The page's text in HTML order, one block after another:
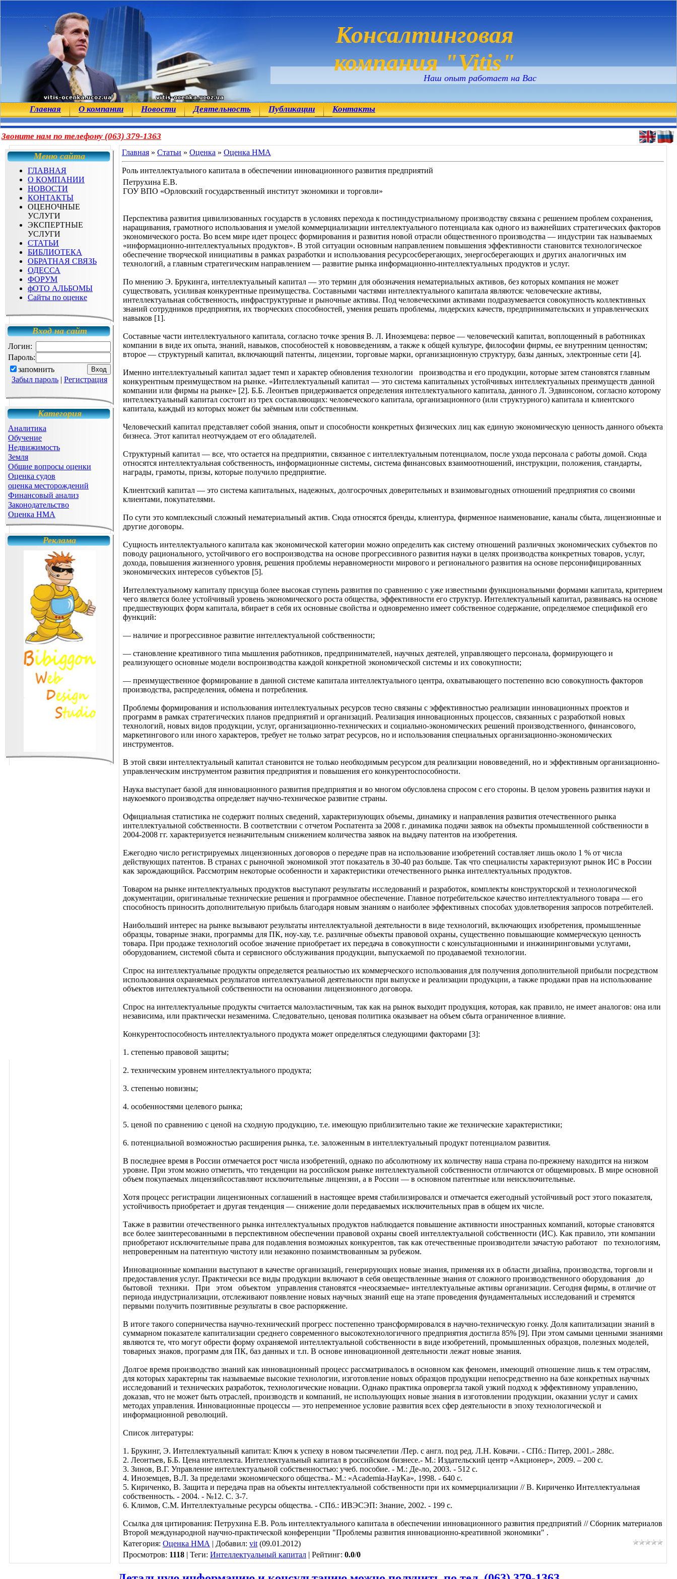
Консалтинговая
компания "Vitis"
Наш опыт работает на Вас
Главная О компании Новости Деятельность Публикации Контакты
Звоните нам по телефону (063) 379-1363
Меню сайта
ГЛАВНАЯ
О КОМПАНИИ
НОВОСТИ
КОНТАКТЫ
ОЦЕНОЧНЫЕ
УСЛУГИ
ЭКСПЕРТНЫЕ
УСЛУГИ
СТАТЬИ
БИБЛИОТЕКА
ОБРАТНАЯ СВЯЗЬ
ОДЕССА
ФОРУМ
фОТО АЛЬБОМЫ
Сайты по оценке
Вход на сайт
Логин:
Пароль:
запомнить
Забыл пароль | Регистрация
Категория
Аналитика
Обучение
Недвижимость
Земля
Общие вопросы оценки
Оценка судов
оценка месторождений
Финансовый анализ
Законодательство
Оценка НМА
Реклама
Главная » Статьи » Оценка » Оценка НМА
Роль интеллектуального капитала в обеспечении инновационного развития предприятий
Петрухина Е.В.
ГОУ ВПО «Орловский государственный институт экономики и торговли»
Перспектива развития цивилизованных государств в условиях перехода к постиндустриальному производству связана с решением проблем сохранения,
наращивания, грамотного использования и умелой коммерциализации интеллектуального потенциала как одного из важнейших стратегических факторов
экономического роста. Во всем мире идет процесс формирования и развития новой отрасли общественного производства — индустрии так называемых
«информационно-интеллектуальных продуктов». В этой ситуации основным направлением повышения эффективности становится технологическое
обеспечение творческой инициативы в рамках разработки и использования ресурсосберегающих, энергосберегающих и других аналогичных им
технологий, а главным стратегическим направлением — развитие рынка информационно-интеллектуальных продуктов и услуг.
По мнению Э. Брукинга, интеллектуальный капитал — это термин для обозначения нематериальных активов, без которых компания не может
существовать, усиливая конкурентные преимущества. Составными частями интеллектуального капитала являются: человеческие активы,
интеллектуальная собственность, инфраструктурные и рыночные активы. Под человеческими активами подразумевается совокупность коллективных
знаний сотрудников предприятия, их творческих способностей, умения решать проблемы, лидерских качеств, предпринимательских и управленческих
навыков [1].
Составные части интеллектуального капитала, согласно точке зрения В. Л. Иноземцева: первое — человеческий капитал, воплощенный в работниках
компании в виде их опыта, знаний, навыков, способностей к нововведениям, а также к общей культуре, философии фирмы, ее внутренним ценностям;
второе — структурный капитал, включающий патенты, лицензии, торговые марки, организационную структуру, базы данных, электронные сети [4].
Именно интеллектуальный капитал задает темп и характер обновления технологии производства и его продукции, которые затем становятся главным
конкурентным преимуществом на рынке. «Интеллектуальный капитал — это система капитальных устойчивых интеллектуальных преимуществ данной
компании или фирмы на рынке» [2]. Б.Б. Леонтьев придерживается определения интеллектуального капитала, данного Л. Эдвинсоном, согласно которому
интеллектуальный капитал состоит из трех составляющих: человеческого капитала, организационного (или структурного) капитала и клиентского
капитала, каждый из которых может бы заёмным или собственным.
Человеческий капитал представляет собой знания, опыт и способности конкретных физических лиц как единую экономическую ценность данного объекта
бизнеса. Этот капитал неотчуждаем от его обладателей.
Структурный капитал — все, что остается на предприятии, связанное с интеллектуальным потенциалом, после ухода персонала с работы домой. Сюда
относятся интеллектуальная собственность, информационные системы, система финансовых взаимоотношений, инструкции, положения, стандарты,
награды, грамоты, призы, которые получило предприятие.
Клиентский капитал — это система капитальных, надежных, долгосрочных доверительных и взаимовыгодных отношений предприятия со своими
клиентами, покупателями.
По сути это комплексный сложный нематериальный актив. Сюда относятся бренды, клиентура, фирменное наименование, каналы сбыта, лицензионные и
другие договоры.
Сущность интеллектуального капитала как экономической категории можно определить как систему отношений различных экономических субъектов по
поводу рационального, устойчивого его воспроизводства на основе прогрессивного развития науки в целях производства конкретных товаров, услуг,
дохода, повышения жизненного уровня, решения проблемы неравномерности мирового и регионального развития на основе персонифицированных
экономических интересов субъектов [5].
Интеллектуальному капиталу присуща более высокая ступень развития по сравнению с уже известными функциональными формами капитала, критерием
чего является более устойчивый уровень экономического роста общества, эффективности его структур. Интеллектуальный капитал, развиваясь на основе
предшествующих форм капитала, вбирает в себя их основные свойства и одновременно имеет собственное содержание, определяемое спецификой его
функций:
— наличие и прогрессивное развитие интеллектуальной собственности;
— становление креативного типа мышления работников, предпринимателей, научных деятелей, управляющего персонала, формирующего и
реализующего основные модели воспроизводства каждой конкретной экономической системы и их совокупности;
— преимущественное формирование в данной системе капитала интеллектуального центра, охватывающего постепенно всю совокупность факторов
производства, распределения, обмена и потребления.
Проблемы формирования и использования интеллектуальных ресурсов тесно связаны с эффективностью реализации инновационных проектов и
программ в рамках стратегических планов предприятий и организаций. Реализация инновационных процессов, связанных с разработкой новых
технологий, новых видов продукции, услуг, организационно-технических и социально-экономических решений производственного, финансового,
маркетингового или иного характеров, требует не только затрат ресурсов, но и использования специальных организационно-экономических
инструментов.
В этой связи интеллектуальный капитал становится не только необходимым ресурсом для реализации нововведений, но и эффективным организационно-
управленческим инструментом развития предприятия и повышения его конкурентоспособности.
Наука выступает базой для инновационного развития предприятия и во многом обусловлена спросом с его стороны. В целом уровень развития науки и
наукоемкого производства определяет научно-техническое развитие страны.
Официальная статистика не содержит полных сведений, характеризующих объемы, динамику и направления развития отечественного рынка
интеллектуальной собственности. В соответствии с отчетом Роспатента за 2008 г. динамика подачи заявок на объекты промышленной собственности в
2004-2008 гг. характеризуется незначительным снижением количества заявок на выдачу патентов на изобретения.
Ежегодно число регистрируемых лицензионных договоров о передаче прав на использование изобретений составляет лишь около 1 % от числа
действующих патентов. В странах с рыночной экономикой этот показатель в 30-40 раз больше. Так что специалисты характеризуют рынок ИС в России
как зарождающийся. Рассмотрим некоторые особенности и характеристики отечественного рынка интеллектуальных продуктов.
Товаром на рынке интеллектуальных продуктов выступают результаты исследований и разработок, комплекты конструкторской и технологической
документации, оригинальные технические решения и программное обеспечение. Главное потребительское качество интеллектуального товара — его
способность приносить дополнительную прибыль благодаря новым знаниям о наиболее эффективных способах удовлетворения запросов потребителей.
Наибольший интерес на рынке вызывают результаты интеллектуальной деятельности в виде технологий, включающих изобретения, промышленные
образцы, товарные знаки, программы для ПК, ноу-хау, т.е. различные объекты правовой охраны, существенно повышающие коммерческую ценность
товара. При продаже технологий особое значение приобретает их передача в совокупности с консультационными и инжиниринговыми услугами,
оборудованием, системой сбыта и сервисного обслуживания продукции, выпускаемой по продаваемой технологии.
Спрос на интеллектуальные продукты определяется реальностью их коммерческого использования для получения дополнительной прибыли посредством
использования охраняемых результатов интеллектуальной деятельности при выпуске и реализации продукции, а также продажи прав на использование
объектов интеллектуальной собственности на основании лицензионного договора.
Спрос на интеллектуальные продукты считается малоэластичным, так как на рынок выходит продукция, которая, как правило, не имеет аналогов: она или
независима, или практически незаменима. Следовательно, ценовая политика оказывает на объем сбыта ограниченное влияние.
Конкурентоспособность интеллектуального продукта может определяться следующими факторами [3]:
1. степенью правовой защиты;
2. техническим уровнем интеллектуального продукта;
3. степенью новизны;
4. особенностями целевого рынка;
5. ценой по сравнению с ценой на сходную продукцию, т.е. имеющую приблизительно такие же технические характеристики;
6. потенциальной возможностью расширения рынка, т.е. заложенным в интеллектуальный продукт потенциалом развития.
В последнее время в России отмечается рост числа изобретений, однако по абсолютному их количеству наша страна по-прежнему находится на низком
уровне. При этом можно отметить, что тенденции на российском рынке интеллектуальной собственности отличаются от общемировых. В мире основной
объем покупаемых лицензийсоставляют исключительные лицензии, а в России — в основном патентные или неисключительные.
Хотя процесс регистрации лицензионных соглашений в настоящее время стабилизировался и отмечается ежегодный устойчивый рост этого показателя,
устойчивость приобретает и другая тенденция — снижение доли передаваемых исключительных прав в общем их числе.
Также в развитии отечественного рынка интеллектуальных продуктов наблюдается повышение активности иностранных компаний, которые становятся
все более заинтересованными в перспективном обеспечении правовой охраны своей интеллектуальной собственности (ИС). Как правило, эти компании
приобретают исключительные права для подавления возможных конкурентов, так как отечественные производители зачастую работают по технологиям,
непроверенным на патентную чистоту или незаконно позаимствованным за рубежом.
Инновационные компании выступают в качестве организаций, генерирующих новые знания, применяя их в области дизайна, производства, торговли и
предоставления услуг. Практически все виды продукции включают в себя овеществленные знания от сложного производственного оборудования до
бытовой техники. При этом объектом управления становятся «неосязаемые» интеллектуальные активы организации. Сегодня фирмы, в отличие от
периода индустриализации, отслеживают появление новых научных знаний еще на этапе проведения фундаментальных исследований и стремятся
первыми получить позитивные результаты в свое распоряжение.
В итоге такого соперничества научно-технический прогресс постепенно трансформировался в научно-техническую гонку. Доля капитализации знаний в
суммарном показателе капитализации среднего современного высокотехнологичного предприятия достигла 85% [9]. При этом самыми ценными знаниями
являются те, что могут обрести форму охраняемой интеллектуальной собственности в виде изобретений, промышленных образцов, полезных моделей,
товарных знаков, программ для ПК, баз данных и т.п. В основе инновационной деятельности лежат новые знания.
Долгое время производство знаний как инновационный процесс рассматривалось в основном как феномен, имеющий отношение лишь к тем отраслям,
для которых характерны так называемые высокие технологии, изготовление новых образцов продукции непосредственно на базе конкретных научных
исследований и технических разработок, технологические новации. Однако практика опровергла такой узкий подход к эффективному управлению,
доказав, что не может быть отраслей, производств и компаний, не использующих новые знания в изготовлении продукции, оказании услуг и самих
методах управления. Инновационные процессы — это непременное условие развития всех сфер деятельности в эпоху технологической и
информационной революций.
Список литературы:
1. Брукинг, Э. Интеллектуальный капитал: Ключ к успеху в новом тысячелетии /Пер. с англ. под ред. Л.Н. Ковачи. - СПб.: Питер, 2001.- 288с.
2. Леонтьев, Б.Б. Цена интеллекта. Интеллектуальный капитал в российском бизнесе.- М.: Издательский центр «Акционер», 2009. – 200 с.
3. Зинов, В.Г. Управление интеллектуальной собственностью: учеб. пособие. - М.: Де-ло, 2003. - 512 с.
4. Иноземцев, В.Л. За пределами экономического общества.- М.: «Academia-HayKa», 1998. - 640 с.
5. Кириченко, В. Защита и передача прав на объекты интеллектуальной собственности при их коммерциализации // В. Кириченко Интеллектуальная
собственность. - 2004. - №12. С. 3-7.
6. Климов, С.М. Интеллектуальные ресурсы общества. - СПб.: ИВЭСЭП: Знание, 2002. - 199 с.
Ссылка для цитирования: Петрухина Е.В. Роль интеллектуального капитала в обеспечении инновационного развития предприятий // Сборник материалов
Второй международной научно-практической конференции "Проблемы развития инновационно-креативной экономики" .
Категория: Оценка НМА | Добавил: vit (09.01.2012)
Просмотров: 1118 | Теги: Интеллектуальный капитал | Рейтинг: 0.0/0